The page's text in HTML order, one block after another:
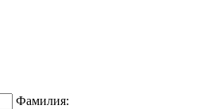
Фамилия: